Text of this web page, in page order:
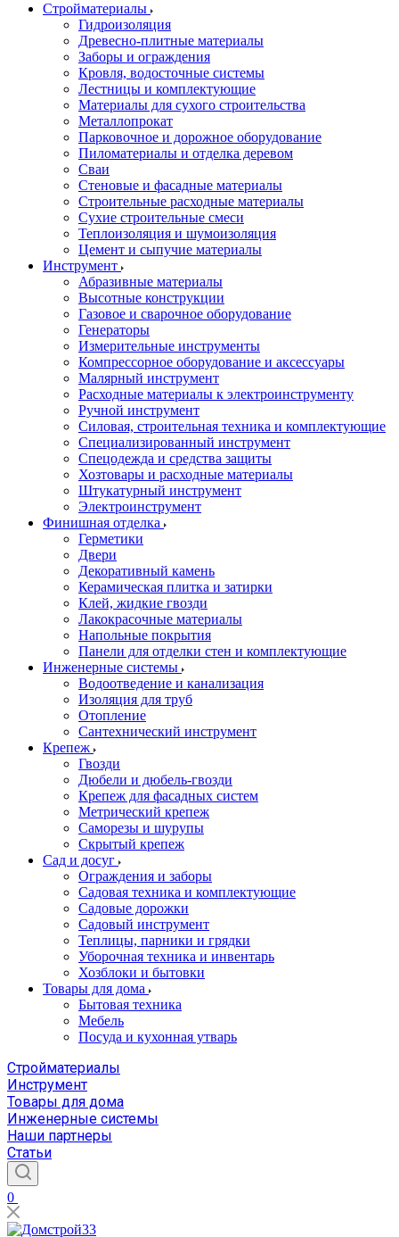
Стройматериалы
Гидроизоляция
Древесно-плитные материалы
Заборы и ограждения
Кровля, водосточные системы
Лестницы и комплектующие
Материалы для сухого строительства
Металлопрокат
Парковочное и дорожное оборудование
Пиломатериалы и отделка деревом
Сваи
Стеновые и фасадные материалы
Строительные расходные материалы
Сухие строительные смеси
Теплоизоляция и шумоизоляция
Цемент и сыпучие материалы
Инструмент
Абразивные материалы
Высотные конструкции
Газовое и сварочное оборудование
Генераторы
Измерительные инструменты
Компрессорное оборудование и аксессуары
Малярный инструмент
Расходные материалы к электроинструменту
Ручной инструмент
Силовая, строительная техника и комплектующие
Специализированный инструмент
Спецодежда и средства защиты
Хозтовары и расходные материалы
Штукатурный инструмент
Электроинструмент
Финишная отделка
Герметики
Двери
Декоративный камень
Керамическая плитка и затирки
Клей, жидкие гвозди
Лакокрасочные материалы
Напольные покрытия
Панели для отделки стен и комплектующие
Инженерные системы
Водоотведение и канализация
Изоляция для труб
Отопление
Сантехнический инструмент
Крепеж
Гвозди
Дюбели и дюбель-гвозди
Крепеж для фасадных систем
Метрический крепеж
Саморезы и шурупы
Скрытый крепеж
Сад и досуг
Ограждения и заборы
Садовая техника и комплектующие
Садовые дорожки
Садовый инструмент
Теплицы, парники и грядки
Уборочная техника и инвентарь
Хозблоки и бытовки
Товары для дома
Бытовая техника
Мебель
Посуда и кухонная утварь
Стройматериалы
Инструмент
Товары для дома
Инженерные системы
Наши партнеры
Статьи
0